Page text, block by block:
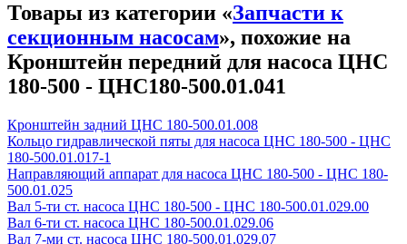
Товары из категории «Запчасти к
секционным насосам», похожие на
Кронштейн передний для насоса ЦНС
180-500 - ЦНС180-500.01.041
Кронштейн задний ЦНС 180-500.01.008
Кольцо гидравлической пяты для насоса ЦНС 180-500 - ЦНС
180-500.01.017-1
Направляющий аппарат для насоса ЦНС 180-500 - ЦНС 180-
500.01.025
Вал 5-ти ст. насоса ЦНС 180-500 - ЦНС 180-500.01.029.00
Вал 6-ти ст. насоса ЦНС 180-500.01.029.06
Вал 7-ми ст. насоса ЦНС 180-500.01.029.07